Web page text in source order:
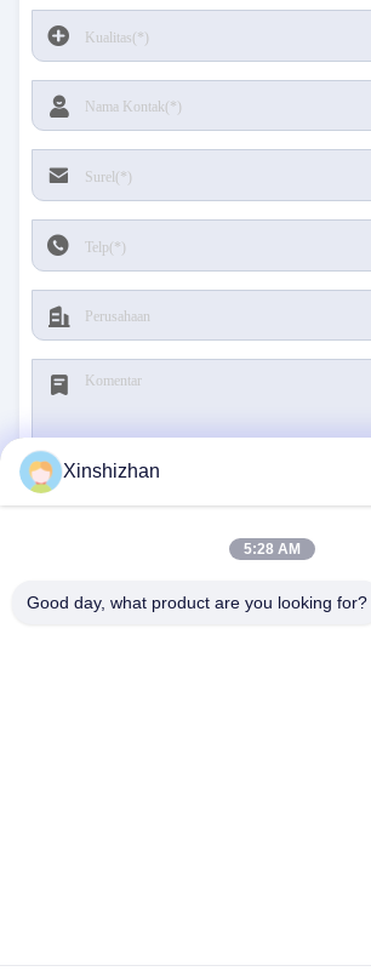
Kirimkan
Xinshizhan
5:28 AM
Good day, what product are you looking for?